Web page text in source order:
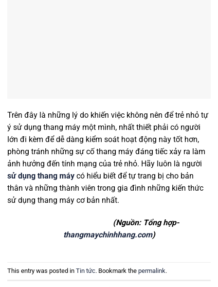
Trên đây là những lý do khiến việc không nên để trẻ nhỏ tự
ý sử dụng thang máy một mình, nhất thiết phải có người
lớn đi kèm để dễ dàng kiểm soát hoạt động này tốt hơn,
phòng tránh những sự cố thang máy đáng tiếc xảy ra làm
ảnh hưởng đến tính mạng của trẻ nhỏ. Hãy luôn là người
sử dụng thang máy có hiểu biết để tự trang bị cho bản
thân và những thành viên trong gia đình những kiến thức
sử dụng thang máy cơ bản nhất.
(Nguồn: Tổng hợp-
thangmaychinhhang.com)
This entry was posted in Tin tức. Bookmark the permalink.